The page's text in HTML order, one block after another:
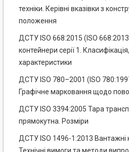
техніки. Керівні вказівки з
положення
ДСТУ ISO 668:2015 (ISO
контейнери серії 1.
характеристики
ДСТУ ISO 780–2001 (ISO
Графічне марковання щодо
ДСТУ ISO 3394:2005 Тара
прямокутна. Розміри
ДСТУ ISO 1496-1:2013 Вантажні